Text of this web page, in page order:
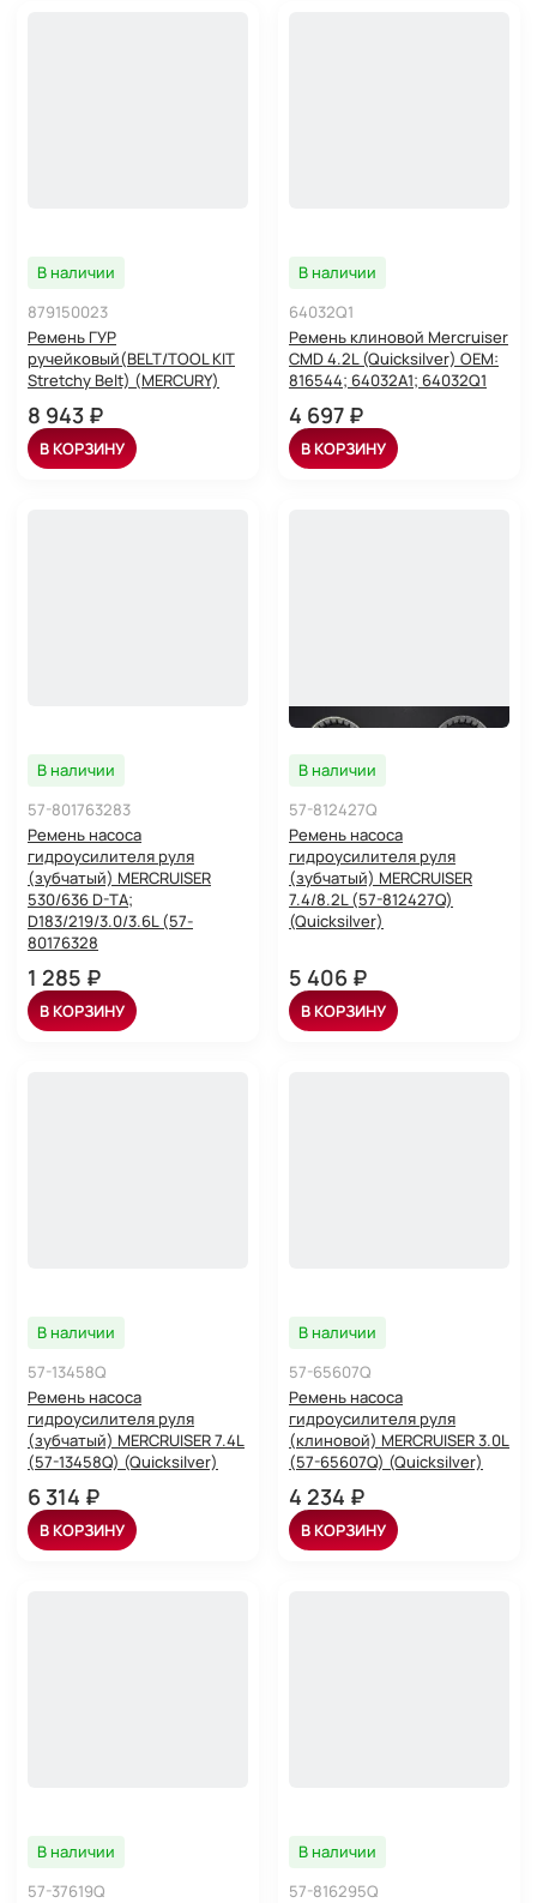
В наличии
879150023
Ремень ГУР
ручейковый(BELT/TOOL KIT
Stretchy Belt) (MERCURY)
8 943 ₽
В КОРЗИНУ
В наличии
64032Q1
Ремень клиновой Mercruiser
CMD 4.2L (Quicksilver) OEM:
816544; 64032A1; 64032Q1
4 697 ₽
В КОРЗИНУ
В наличии
57-801763283
Ремень насоса
гидроусилителя руля
(зубчатый) MERCRUISER
530/636 D-TA;
D183/219/3.0/3.6L (57-
80176328
1 285 ₽
В КОРЗИНУ
В наличии
57-812427Q
Ремень насоса
гидроусилителя руля
(зубчатый) MERCRUISER
7.4/8.2L (57-812427Q)
(Quicksilver)
5 406 ₽
В КОРЗИНУ
В наличии
57-13458Q
Ремень насоса
гидроусилителя руля
(зубчатый) MERCRUISER 7.4L
(57-13458Q) (Quicksilver)
6 314 ₽
В КОРЗИНУ
В наличии
57-65607Q
Ремень насоса
гидроусилителя руля
(клиновой) MERCRUISER 3.0L
(57-65607Q) (Quicksilver)
4 234 ₽
В КОРЗИНУ
В наличии
57-37619Q
В наличии
57-816295Q